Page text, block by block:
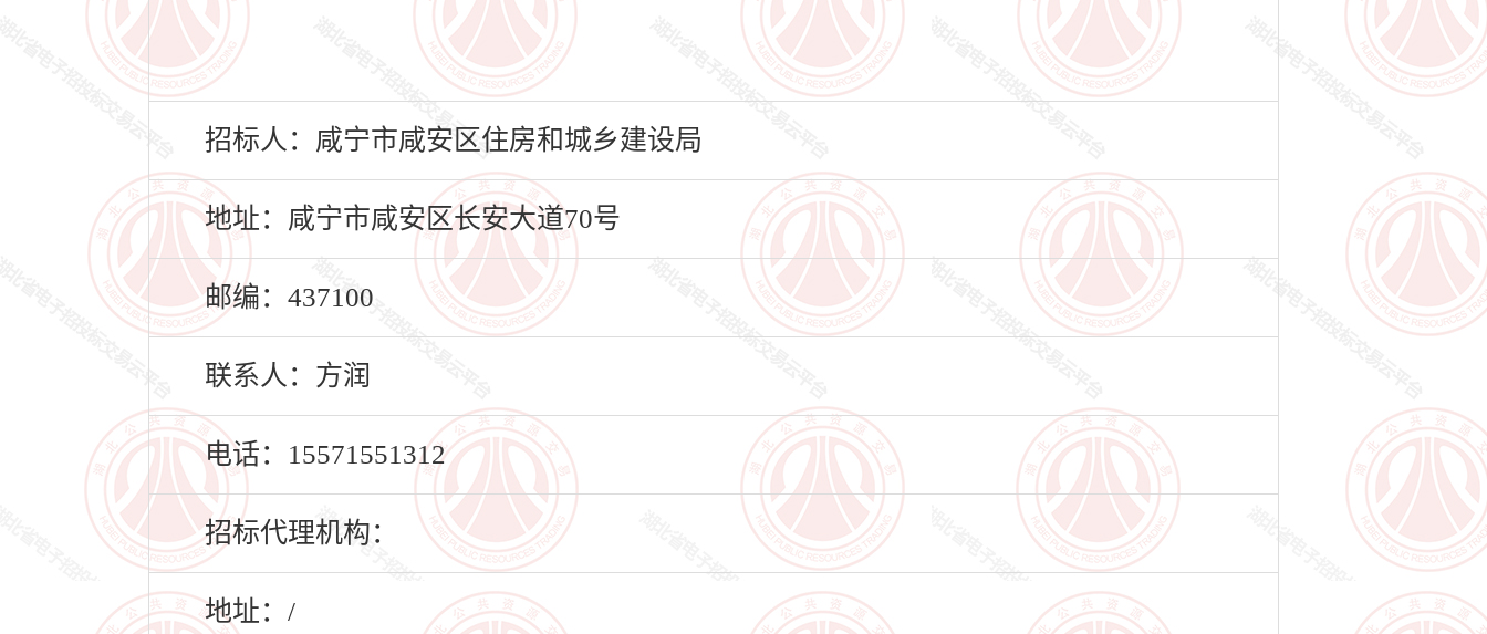
招标人：咸宁市咸安区住房和城乡建设局
地址：咸宁市咸安区长安大道70号
邮编：437100
联系人：方润
电话：15571551312
招标代理机构：
地址：/